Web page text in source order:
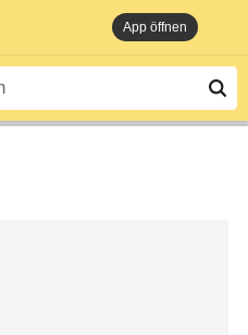
App öffnen